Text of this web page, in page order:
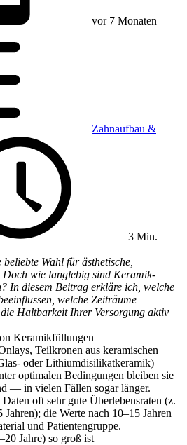
vor 7 Monaten
Zahnaufbau &
3 Min.
Wahl für ästhetische,
Doch wie langlebig sind Keramik-
In diesem Beitrag erkläre ich, welche
welche Zeiträume
Haltbarkeit Ihrer Versorgung aktiv
Keramikfüllungen
Teilkronen aus keramischen
oder Lithiumdisilikatkeramik)
optimalen Bedingungen bleiben sie
— in vielen Fällen sogar länger.
oft sehr gute Überlebensraten (z.
die Werte nach 10–15 Jahren
und Patientengruppe.
Jahre) so groß ist